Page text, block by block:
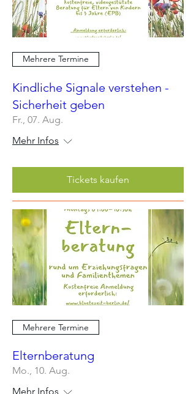
Mehrere Termine
Kindliche Signale verstehen -
Sicherheit geben
Fr., 07. Aug.
Mehr Infos
Tickets kaufen
Mehrere Termine
Elternberatung
Mo., 10. Aug.
Mehr Infos